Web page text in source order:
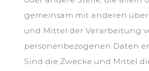
gemeinsam mit anderen
und Mittel der Verarbeitung
personenbezogenen Daten
Sind die Zwecke und Mittel